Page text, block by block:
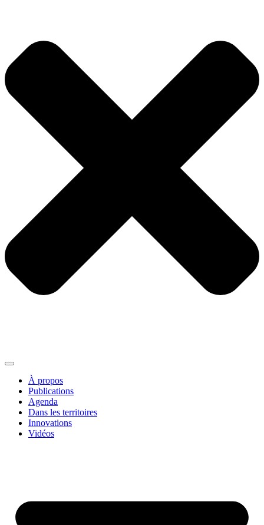
À propos
Publications
Agenda
Dans les territoires
Innovations
Vidéos